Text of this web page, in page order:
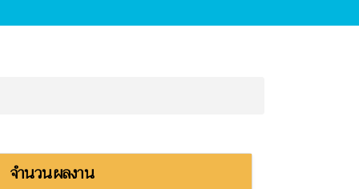
จำนวนผลงาน